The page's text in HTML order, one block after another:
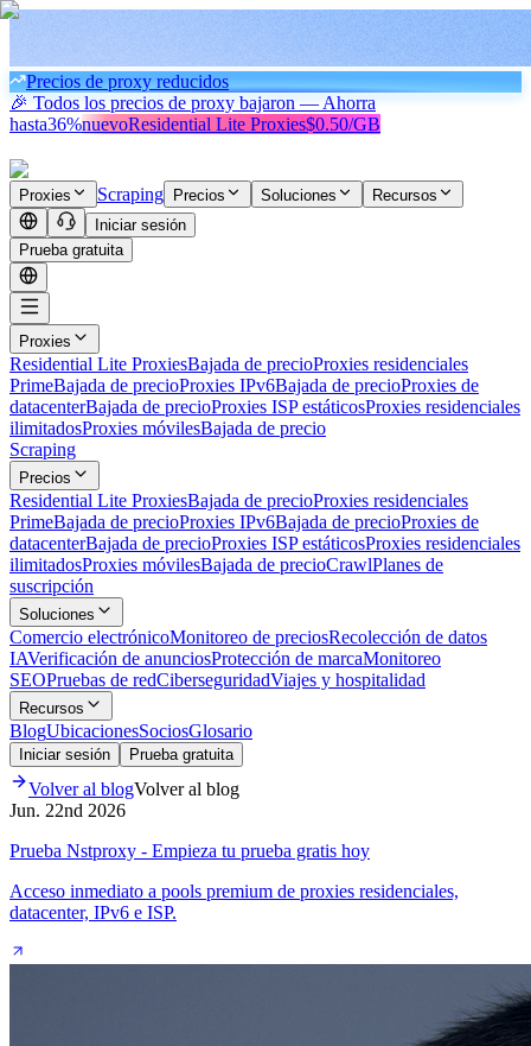
Precios de proxy reducidos
🎉 Todos los precios de proxy bajaron — Ahorra
hasta36%nuevoResidential Lite Proxies$0.50/GB
Proxies Scraping Precios Soluciones
Recursos
Iniciar sesión
Prueba gratuita
Proxies
Residential Lite ProxiesBajada de precioProxies residenciales
PrimeBajada de precioProxies IPv6Bajada de precioProxies de
datacenterBajada de precioProxies ISP estáticosProxies residenciales
ilimitadosProxies móvilesBajada de precio
Scraping
Precios
Residential Lite ProxiesBajada de precioProxies residenciales
PrimeBajada de precioProxies IPv6Bajada de precioProxies de
datacenterBajada de precioProxies ISP estáticosProxies residenciales
ilimitadosProxies móvilesBajada de precioCrawlPlanes de
suscripción
Soluciones
Comercio electrónicoMonitoreo de preciosRecolección de datos
IAVerificación de anunciosProtección de marcaMonitoreo
SEOPruebas de redCiberseguridadViajes y hospitalidad
Recursos
BlogUbicacionesSociosGlosario
Iniciar sesión Prueba gratuita
Volver al blogVolver al blog
Jun. 22nd 2026
Prueba Nstproxy - Empieza tu prueba gratis hoy
Acceso inmediato a pools premium de proxies residenciales,
datacenter, IPv6 e ISP.